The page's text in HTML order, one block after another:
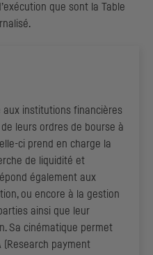
que sont la Table
aux institutions financières
leurs ordres de bourse à
ci prend en charge la
de liquidité et
également aux
ou encore à la gestion
ainsi que leur
Sa cinématique permet
(Research payment